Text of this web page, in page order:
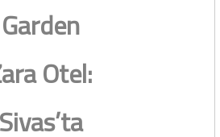
Garden
Otel:
Sivas’ta